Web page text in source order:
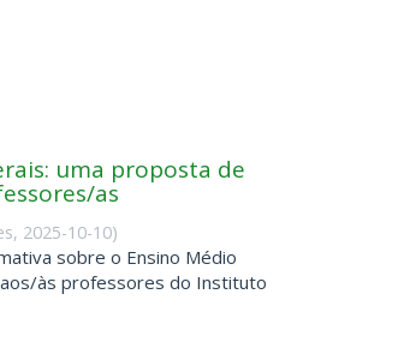
uma proposta de
as
, 2025-10-10)
sobre o Ensino Médio
às professores do Instituto